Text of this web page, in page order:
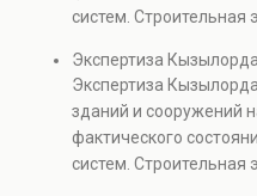
проверках.
систем. Строительная
элементов и оценку
Услуга востребована
капитальном ремонте
также при судебных
проверках.
Экспертиза Кызылорда
Экспертиза
зданий и сооружений
фактического
систем. Строительная